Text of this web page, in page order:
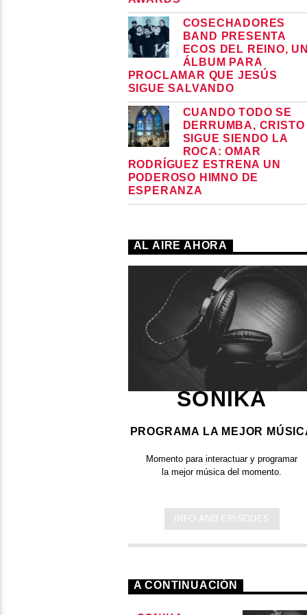
COSECHADORES
BAND PRESENTA
ECOS DEL REINO,
ÁLBUM PARA
PROCLAMAR QUE JESÚS
SIGUE SALVANDO
CUANDO TODO SE
DERRUMBA, CRISTO
SIGUE SIENDO LA
ROCA: OMAR
RODRÍGUEZ ESTRENA UN
PODEROSO HIMNO DE
ESPERANZA
AL AIRE AHORA
SONIKA
PROGRAMA LA MEJOR
Momento para interactuar y programar
la mejor música del momento.
INFO AND EPISODES
A CONTINUACIÓN